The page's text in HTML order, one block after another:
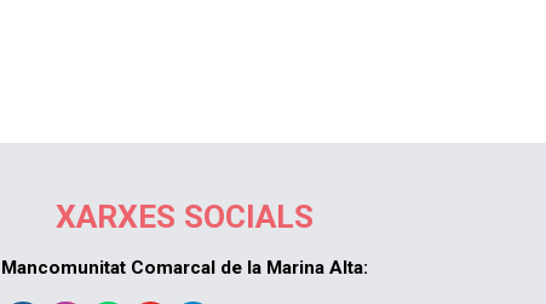
XARXES SOCIALS
Mancomunitat Comarcal de la Marina Alta: